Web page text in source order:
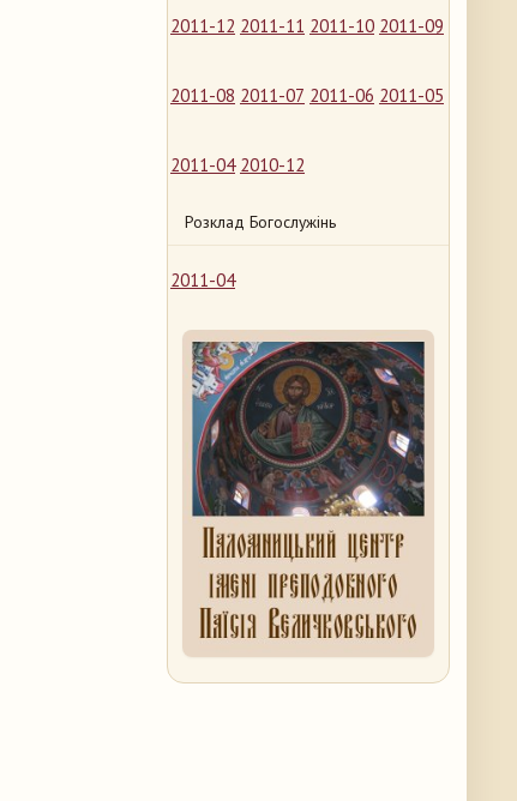
2011-12 2011-11 2011-10 2011-09
2011-08 2011-07 2011-06 2011-05
2011-04 2010-12
Розклад Богослужінь
2011-04